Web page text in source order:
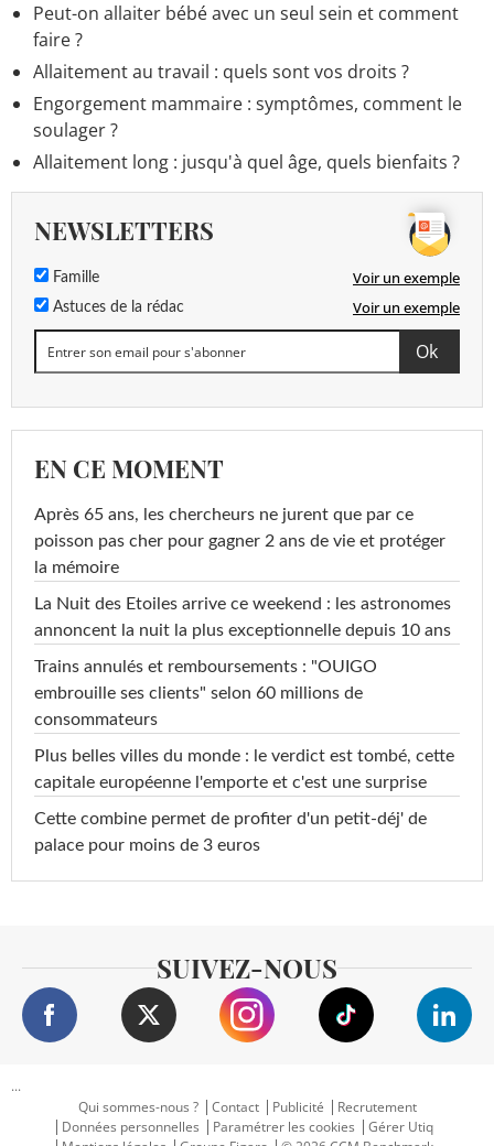
Peut-on allaiter bébé avec un seul sein et comment
faire ?
Allaitement au travail : quels sont vos droits ?
Engorgement mammaire : symptômes, comment le
soulager ?
Allaitement long : jusqu'à quel âge, quels bienfaits ?
NEWSLETTERS
Famille Voir un exemple
Astuces de la rédac Voir un exemple
EN CE MOMENT
Après 65 ans, les chercheurs ne jurent que par ce
poisson pas cher pour gagner 2 ans de vie et protéger
la mémoire
La Nuit des Etoiles arrive ce weekend : les astronomes
annoncent la nuit la plus exceptionnelle depuis 10 ans
Trains annulés et remboursements : "OUIGO
embrouille ses clients" selon 60 millions de
consommateurs
Plus belles villes du monde : le verdict est tombé, cette
capitale européenne l'emporte et c'est une surprise
Cette combine permet de profiter d'un petit-déj' de
palace pour moins de 3 euros
SUIVEZ-NOUS
...
Qui sommes-nous ?
Contact Publicité
Recrutement
Données personnelles
Paramétrer les cookies
Gérer Utiq